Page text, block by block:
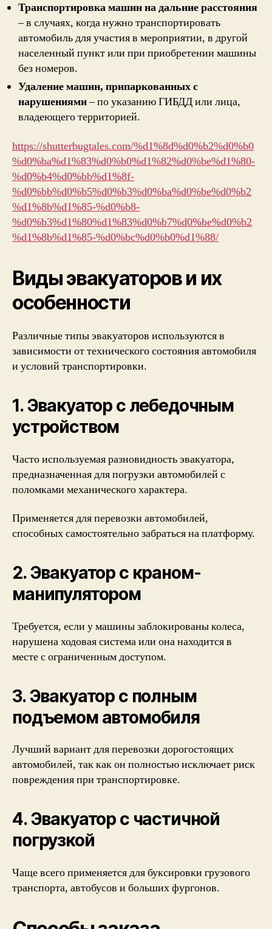
Транспортировка машин на дальние расстояния
– в случаях, когда нужно транспортировать
автомобиль для участия в мероприятии, в другой
населенный пункт или при приобретении машины
без номеров.
Удаление машин, припаркованных с
нарушениями– по указанию ГИБДД или лица,
владеющего территорией.
https://shutterbugtales.com/%d1%8d%d0%b2%d0%b0
%d0%ba%d1%83%d0%b0%d1%82%d0%be%d1%80-
%d0%b4%d0%bb%d1%8f-
%d0%bb%d0%b5%d0%b3%d0%ba%d0%be%d0%b2
%d1%8b%d1%85-%d0%b8-
%d0%b3%d1%80%d1%83%d0%b7%d0%be%d0%b2
%d1%8b%d1%85-%d0%bc%d0%b0%d1%88/
Виды эвакуаторов и их
особенности
Различные типы эвакуаторов используются в
зависимости от технического состояния автомобиля
и условий транспортировки.
1. Эвакуатор с лебедочным
устройством
Часто используемая разновидность эвакуатора,
предназначенная для погрузки автомобилей с
поломками механического характера.
Применяется для перевозки автомобилей,
способных самостоятельно забраться на платформу.
2. Эвакуатор с краном-
манипулятором
Требуется, если у машины заблокированы колеса,
нарушена ходовая система или она находится в
месте с ограниченным доступом.
3. Эвакуатор с полным
подъемом автомобиля
Лучший вариант для перевозки дорогостоящих
автомобилей, так как он полностью исключает риск
повреждения при транспортировке.
4. Эвакуатор с частичной
погрузкой
Чаще всего применяется для буксировки грузового
транспорта, автобусов и больших фургонов.